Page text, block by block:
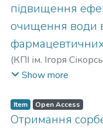
підвищення
очищення води
(КПІ ім. Ігоря
Мельник, Л. О.
Show more
Item Open Access
Отримання